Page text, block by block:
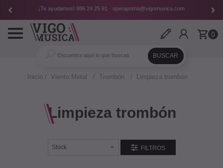
¡Te ayudamos! 986 24 25 91 · operaprima@vigomusica.com
0
Toggle
navigation
Inicio Viento Metal Trombón Limpieza trombón
Limpieza trombón
FILTROS